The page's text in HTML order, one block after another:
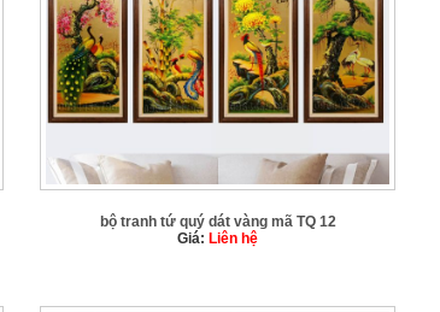
bộ tranh tứ quý dát vàng mã TQ 12
Giá: Liên hệ